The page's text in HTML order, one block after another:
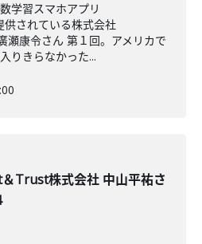
学習スマホアプリ
供されている株式会社
康令さん 第１回。アメリカで
りきらなかった...
Trust株式会社 中山平祐さ